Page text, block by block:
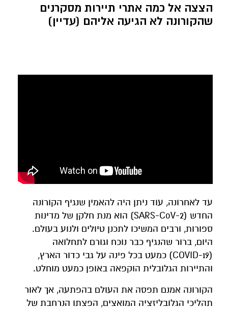
הצצה אל כמה אתרי תיירות מסקרנים
שהקורונה לא הגיעה אליהם (עדיין)
עד לאחרונה, עוד ניתן היה להאמין שנגיף הקורונה
החדש (SARS-CoV-2) הוא מנת חלקן של מדינות
ספורות, ורבים המשיכו לתכנן טיולים ולנוע בעולם.
היום, ברור שהנגיף כבר נוכח וגורם לתחלואה
(COVID-19) כמעט בכל פינה על גבי כדור הארץ,
והתיירות הגלובלית הוקפאה באופן כמעט מוחלט.
הקורונה אמנם תפסה את העולם בהפתעה, אך לאור
תהליכי הגלובליזציה המואצים, הפצתו הנרחבת של